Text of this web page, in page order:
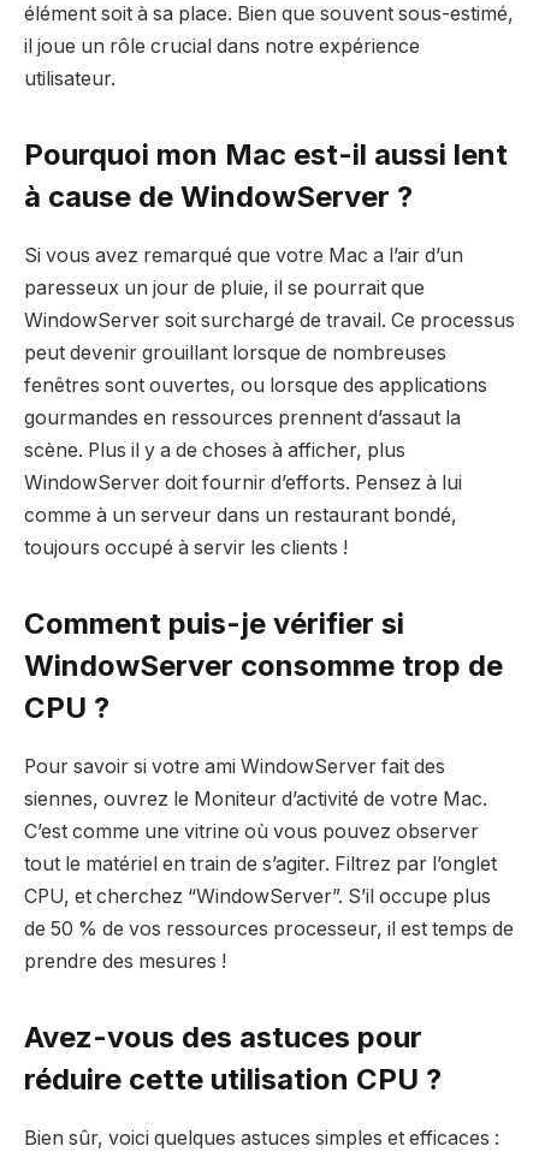
élément soit à sa place. Bien que souvent sous-estimé,
il joue un rôle crucial dans notre expérience
utilisateur.
Pourquoi mon Mac est-il aussi lent
à cause de WindowServer ?
Si vous avez remarqué que votre Mac a l’air d’un
paresseux un jour de pluie, il se pourrait que
WindowServer soit surchargé de travail. Ce processus
peut devenir grouillant lorsque de nombreuses
fenêtres sont ouvertes, ou lorsque des applications
gourmandes en ressources prennent d’assaut la
scène. Plus il y a de choses à afficher, plus
WindowServer doit fournir d’efforts. Pensez à lui
comme à un serveur dans un restaurant bondé,
toujours occupé à servir les clients !
Comment puis-je vérifier si
WindowServer consomme trop de
CPU ?
Pour savoir si votre ami WindowServer fait des
siennes, ouvrez le Moniteur d’activité de votre Mac.
C’est comme une vitrine où vous pouvez observer
tout le matériel en train de s’agiter. Filtrez par l’onglet
CPU, et cherchez “WindowServer”. S’il occupe plus
de 50 % de vos ressources processeur, il est temps de
prendre des mesures !
Avez-vous des astuces pour
réduire cette utilisation CPU ?
Bien sûr, voici quelques astuces simples et efficaces :